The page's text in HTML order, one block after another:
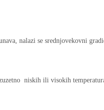
nalazi se srednjovekovni
niskih ili visokih